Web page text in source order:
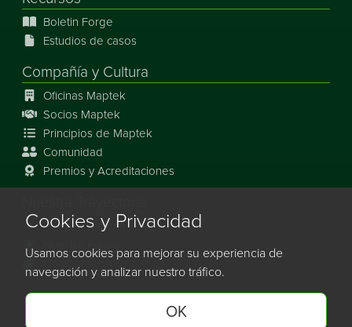
Boletin Forge
Estudios de casos
Compañía y Cultura
Oficinas Maptek
Socios Maptek
Principios de Maptek
Comunidad
Premios y Acreditaciones
Nuestra Historia
Colaboración
Cookies y Privacidad
Usamos cookies para mejorar su experiencia de
navegación y analizar nuestro tráfico.
OK